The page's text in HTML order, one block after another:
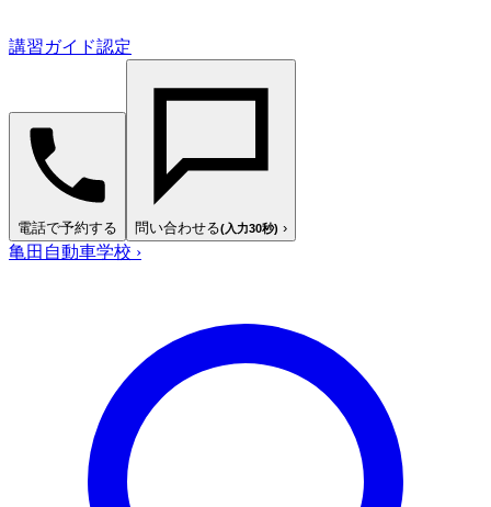
講習ガイド認定
電話で予約する 問い合わせる(入力30秒) ›
亀田自動車学校 ›